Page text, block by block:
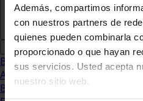
Además, compartimos
con nuestros partners de
quienes pueden combinarla
proporcionado o que hayan
sus servicios. Usted acepta
nuestro sitio web.
Blog
Abogacia
Business